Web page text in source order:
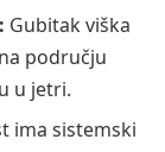
Gubitak viška
području
u jetri.
ima sistemski